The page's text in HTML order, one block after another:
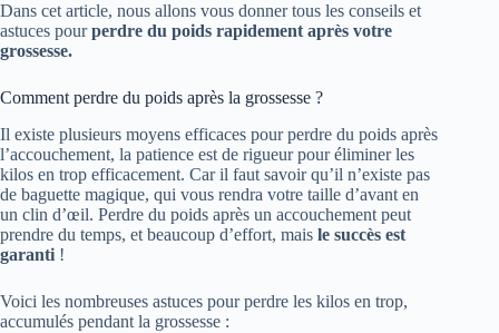
Dans cet article, nous allons vous donner tous les conseils et
astuces pourperdre du poids rapidement après votre
grossesse.
Comment perdre du poids après la grossesse ?
Il existe plusieurs moyens efficaces pour perdre du poids après
l’accouchement, la patience est de rigueur pour éliminer les
kilos en trop efficacement. Car il faut savoir qu’il n’existe pas
de baguette magique, qui vous rendra votre taille d’avant en
un clin d’œil. Perdre du poids après un accouchement peut
prendre du temps, et beaucoup d’effort, mais le succès est
garanti !
Voici les nombreuses astuces pour perdre les kilos en trop,
accumulés pendant la grossesse :